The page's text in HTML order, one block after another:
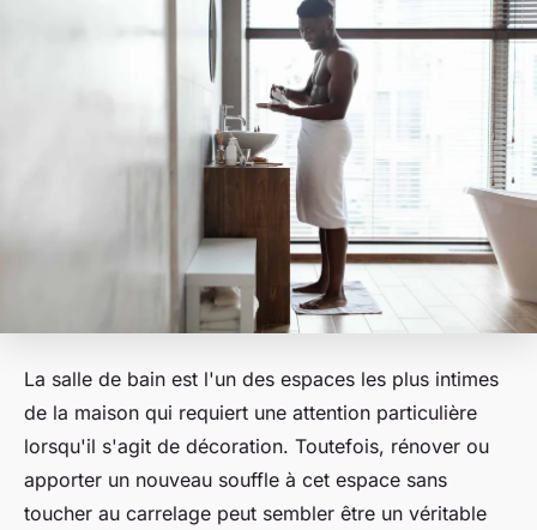
La salle de bain est l'un des espaces les plus intimes
de la maison qui requiert une attention particulière
lorsqu'il s'agit de décoration. Toutefois, rénover ou
apporter un nouveau souffle à cet espace sans
toucher au carrelage peut sembler être un véritable